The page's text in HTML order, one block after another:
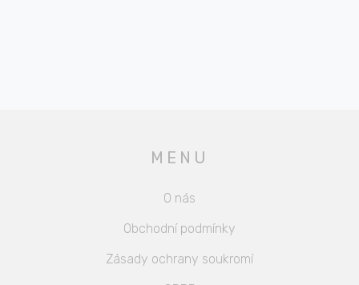
MENU
O nás
Obchodní podmínky
Zásady ochrany soukromí